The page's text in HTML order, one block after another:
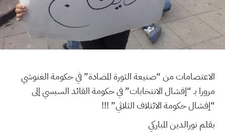
الاعتصامات من “صنيعة الثورة المضادة” في حكومة الغنوشي
مرورا بـ “إفشال الانتخابات” في حكومة القائد السبسي إلى
“إفشال حكومة الائتلاف الثلاثي” !!!
بقلم نورالدين المباركي